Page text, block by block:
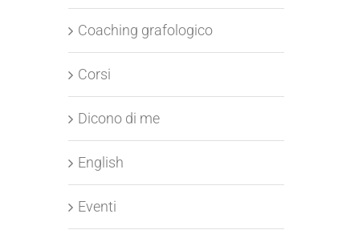
Coaching grafologico
Corsi
Dicono di me
English
Eventi